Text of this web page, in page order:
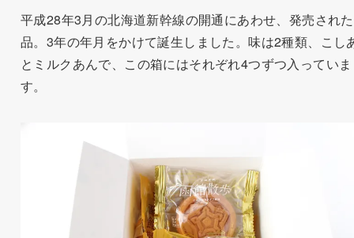
平成28年3月の北海道新幹線の開通にあわせ、発売され
品。3年の年月をかけて誕生しました。味は2種類、こし
とミルクあんで、この箱にはそれぞれ4つずつ入っていま
す。